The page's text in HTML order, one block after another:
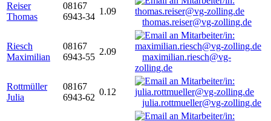
Reiser
Thomas
08167
6943-34
1.09
thomas.reiser@vg-zolling.de
Riesch
Maximilian
08167
6943-55
2.09
maximilian.riesch@vg-
zolling.de
Rottmüller
Julia
08167
6943-62
0.12
julia.rottmueller@vg-zolling.de